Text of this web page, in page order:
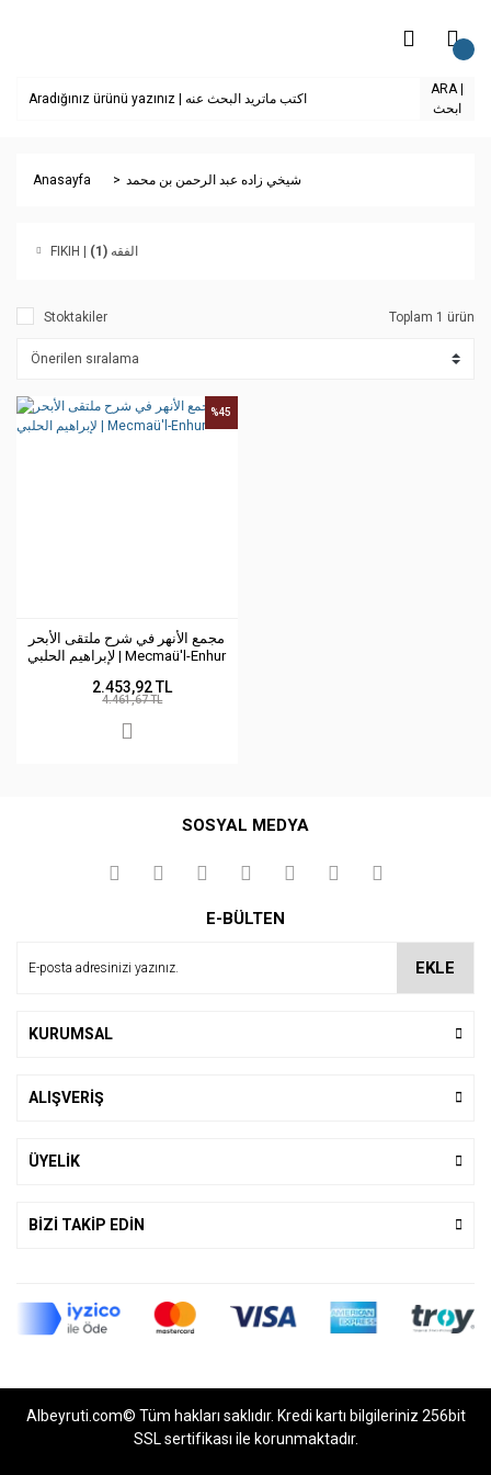
ARA |
ابحث
Anasayfa شيخي زاده عبد الرحمن بن محمد
FIKIH | الفقه(1)
Stoktakiler Toplam 1 ürün
مجمع الأنهر في شرح ملتقى الأبحر
لإبراهيم الحلبي | Mecmaü'l-Enhur
%45
2.453,92 TL
4.461,67 TL
SOSYAL MEDYA
E-BÜLTEN
EKLE
KURUMSAL
ALIŞVERİŞ
ÜYELİK
BİZİ TAKİP EDİN
Albeyruti.com© Tüm hakları saklıdır. Kredi kartı bilgileriniz 256bit
SSL sertifikası ile korunmaktadır.